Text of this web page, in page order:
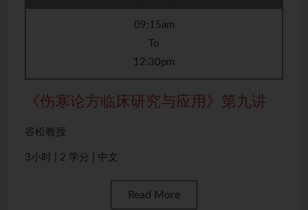
09:15am
To
12:30pm
《伤寒论方临床研究与应用》第九讲
谷松教授
3小时 | 2 学分 | 中文
Read More